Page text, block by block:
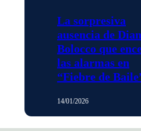
La sorpresiva
ausencia de
Bolocco que
las alarmas en
“Fiebre de
14/01/2026